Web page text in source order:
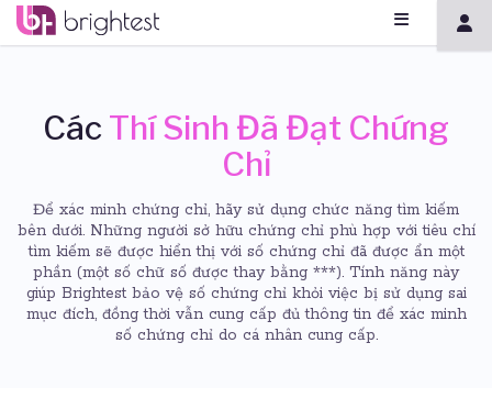
Các Thí Sinh Đã Đạt Chứng
Chỉ
Để xác minh chứng chỉ, hãy sử dụng chức năng tìm kiếm
bên dưới. Những người sở hữu chứng chỉ phù hợp với tiêu chí
tìm kiếm sẽ được hiển thị với số chứng chỉ đã được ẩn một
phần (một số chữ số được thay bằng ***). Tính năng này
giúp Brightest bảo vệ số chứng chỉ khỏi việc bị sử dụng sai
mục đích, đồng thời vẫn cung cấp đủ thông tin để xác minh
số chứng chỉ do cá nhân cung cấp.